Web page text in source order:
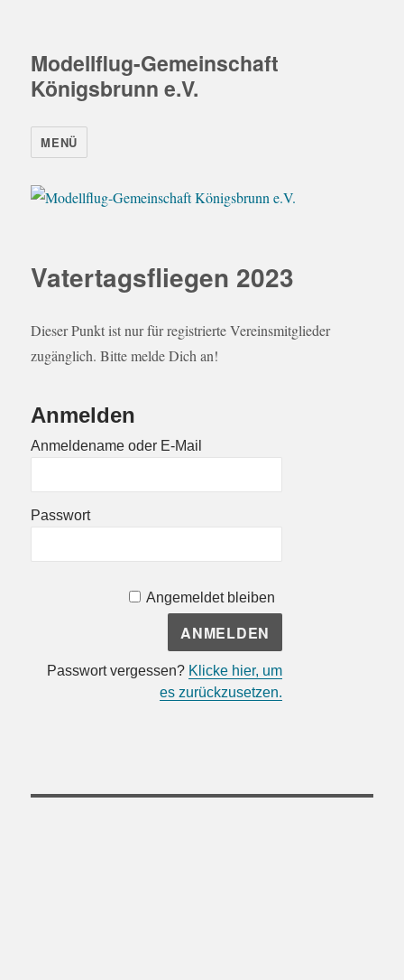
Modellflug-Gemeinschaft
Königsbrunn e.V.
MENÜ
Vatertagsfliegen 2023
Dieser Punkt ist nur für registrierte Vereinsmitglieder
zugänglich. Bitte melde Dich an!
Anmelden
Anmeldename oder E-Mail
Passwort
Angemeldet bleiben
Passwort vergessen? Klicke hier, um
es zurückzusetzen.